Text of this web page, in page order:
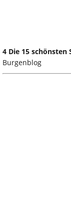
4 Die 15 schönsten
Burgenblog